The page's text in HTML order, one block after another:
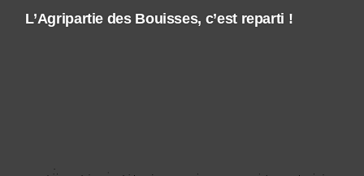
L’Agripartie des Bouisses, c’est reparti !